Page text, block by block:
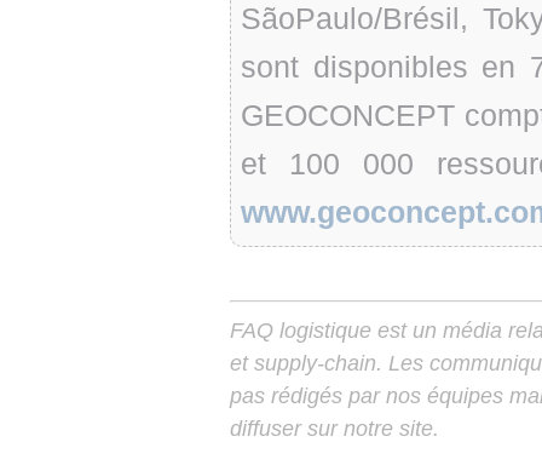
SãoPaulo/Brésil,
sont disponibles en
GEOCONCEPT
et 100 000
FAQ logistique est un média
et supply-chain. Les
pas rédigés par nos équipes
diffuser sur notre site.